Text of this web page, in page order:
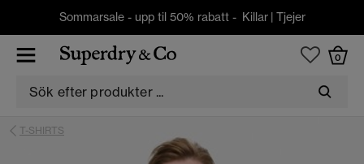
Sommarsale - upp til 50% rabatt - Killar| Tjejer
0
T-SHIRTS